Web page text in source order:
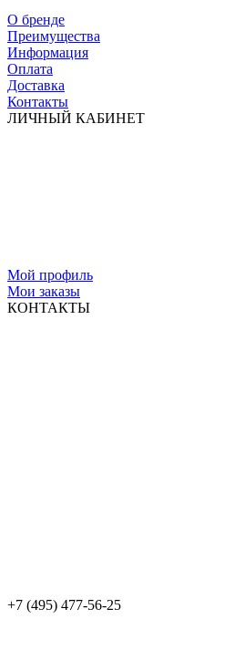
О бренде
Преимущества
Информация
Оплата
Доставка
Контакты
ЛИЧНЫЙ КАБИНЕТ
Мой профиль
Мои заказы
КОНТАКТЫ
+7 (495) 477-56-25